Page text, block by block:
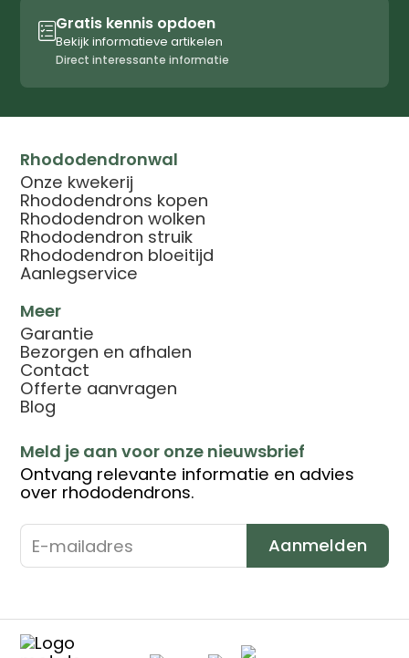
Gratis kennis opdoen
Bekijk informatieve artikelen
Direct interessante informatie
Rhododendronwal
Onze kwekerij
Rhododendrons kopen
Rhododendron wolken
Rhododendron struik
Rhododendron bloeitijd
Aanlegservice
Meer
Garantie
Bezorgen en afhalen
Contact
Offerte aanvragen
Blog
Meld je aan voor onze nieuwsbrief
Ontvang relevante informatie en advies
over rhododendrons.